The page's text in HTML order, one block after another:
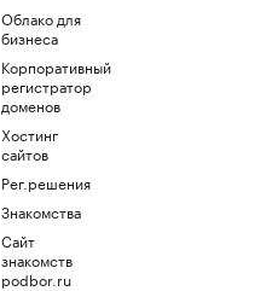
Облако для
бизнеса
Корпоративный
регистратор
доменов
Хостинг
сайтов
Рег.решения
Знакомства
Сайт
знакомств
podbor.ru